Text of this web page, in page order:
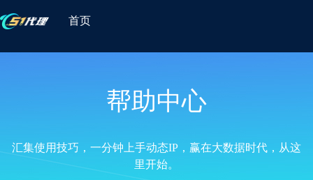
首页
帮助中心
汇集使用技巧，一分钟上手动态IP，赢在大数据时代，从这
里开始。